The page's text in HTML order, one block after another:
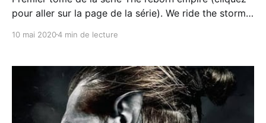
pour aller sur la page de la série). We ride the storm
il m'avait tapé dans l’œil à cause de la couverture
10 mai 20204 min de lecture